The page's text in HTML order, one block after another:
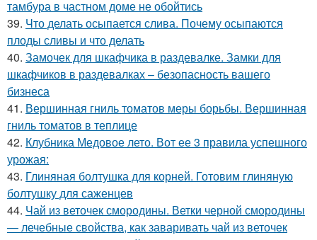
тамбура в частном доме не обойтись
39. Что делать осыпается слива. Почему осыпаются
плоды сливы и что делать
40. Замочек для шкафчика в раздевалке. Замки для
шкафчиков в раздевалках – безопасность вашего
бизнеса
41. Вершинная гниль томатов меры борьбы. Вершинная
гниль томатов в теплице
42. Клубника Медовое лето. Вот ее 3 правила успешного
урожая:
43. Глиняная болтушка для корней. Готовим глиняную
болтушку для саженцев
44. Чай из веточек смородины. Ветки черной смородины
— лечебные свойства, как заваривать чай из веточек